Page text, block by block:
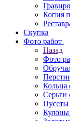
Копия
Скупка
Фото работ
Назад
Фото
Кольца
Серьги
Пусеты
Кулоны